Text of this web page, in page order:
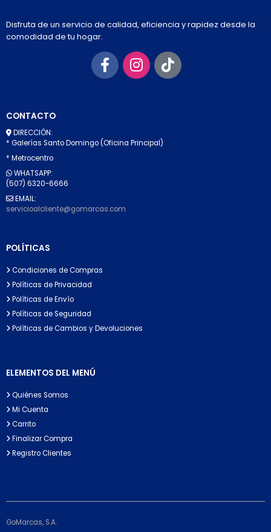
Disfruta de un servicio de calidad, eficiencia y rapidez desde la
comodidad de tu hogar.
CONTACTO
DIRECCIÓN:
* Galerías Santo Domingo (Oficina Principal)
* Metrocentro
WHATSAPP:
(507) 6320-6666
EMAIL:
servicioalcliente@gomarcas.com
POLÍTICAS
Condiciones de Compras
Políticas de Privacidad
Políticas de Envío
Políticas de Seguridad
Políticas de Cambios y Devoluciones
ELEMENTOS DEL MENÚ
Quiénes Somos
Mi Cuenta
Carrito
Finalizar Compra
Registro Clientes
GoMarcas, S.A.